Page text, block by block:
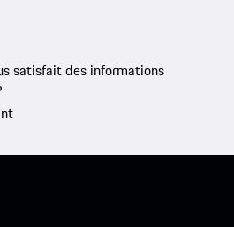
satisfait des informations